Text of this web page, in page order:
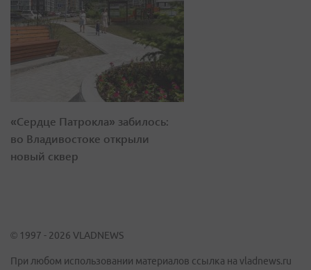
«Сердце Патрокла» забилось:
во Владивостоке открыли
новый сквер
© 1997 - 2026 VLADNEWS
При любом использовании материалов ссылка на vladnews.ru